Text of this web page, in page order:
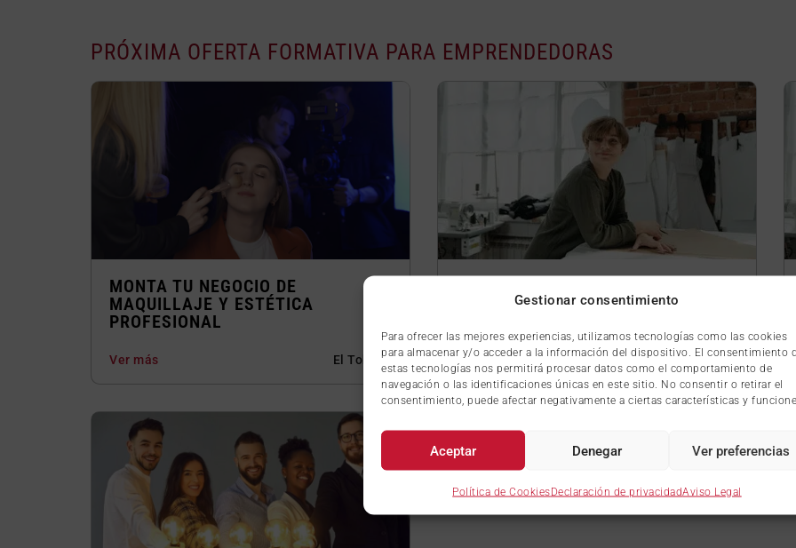
Gestionar consentimiento
Para ofrecer las mejores experiencias, utilizamos tecnologías como las cookies
para almacenar y/o acceder a la información del dispositivo. El consentimiento
estas tecnologías nos permitirá procesar datos como el comportamiento de
navegación o las identificaciones únicas en este sitio. No consentir o retirar el
consentimiento, puede afectar negativamente a ciertas características y
Aceptar Denegar Ver preferencias
Política de CookiesDeclaración de privacidadAviso Legal
PRÓXIMA OFERTA FORMATIVA PARA EMPRENDEDORAS
MONTA TU NEGOCIO DE
MAQUILLAJE Y ESTÉTICA
PROFESIONAL
Ver más El Toboso
EMPRENDIMIENTO EN COSTURA
Ver más Toledo